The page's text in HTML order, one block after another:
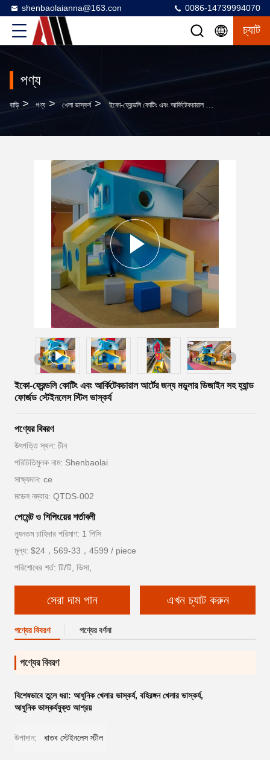
shenbaolaianna@163.con 0086-14739994070
চ্যাট
পণ্য
বাড়ি > পণ্য > খেলা ভাস্কর্য > ইকো-ফ্রেন্ডলি কোটিং এবং আর্কিটেকচারাল আর্টের জন্য মডুলার ডিজাইন সহ হ্যান্ড ফোর্জড স্টেইনলেস স্টিল ভাস্কর্য
ইকো-ফ্রেন্ডলি কোটিং এবং আর্কিটেকচারাল আর্টের জন্য মডুলার ডিজাইন সহ হ্যান্ড
ফোর্জড স্টেইনলেস স্টিল ভাস্কর্য
পণ্যের বিবরণ
উৎপত্তি স্থল: চীন
পরিচিতিমুলক নাম: Shenbaolai
সাক্ষ্যদান: ce
মডেল নম্বার: QTDS-002
পেমেন্ট ও শিপিংয়ের শর্তাবলী
ন্যূনতম চাহিদার পরিমাণ: 1 পিসি
মূল্য: $24，569-33，4599 / piece
পরিশোধের শর্ত: টি/টি, ভিসা,
সেরা দাম পান এখন চ্যাট করুন
পণ্যের বিবরণ পণ্যের বর্ণনা
পণ্যের বিবরণ
বিশেষভাবে তুলে ধরা: আধুনিক খেলার ভাস্কর্য, বহিরঙ্গন খেলার ভাস্কর্য,
আধুনিক ভাস্কর্যযুক্ত আশ্রয়
উপাদান: ধাতব স্টেইনলেস স্টীল